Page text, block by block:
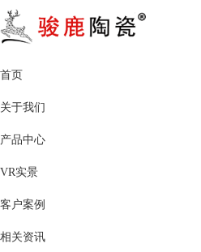
首页
关于我们
产品中心
VR实景
客户案例
相关资讯